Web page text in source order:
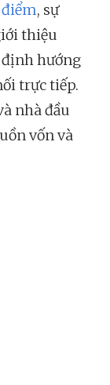
, sự
thiệu
hướng
trực tiếp.
nhà đầu
vốn và